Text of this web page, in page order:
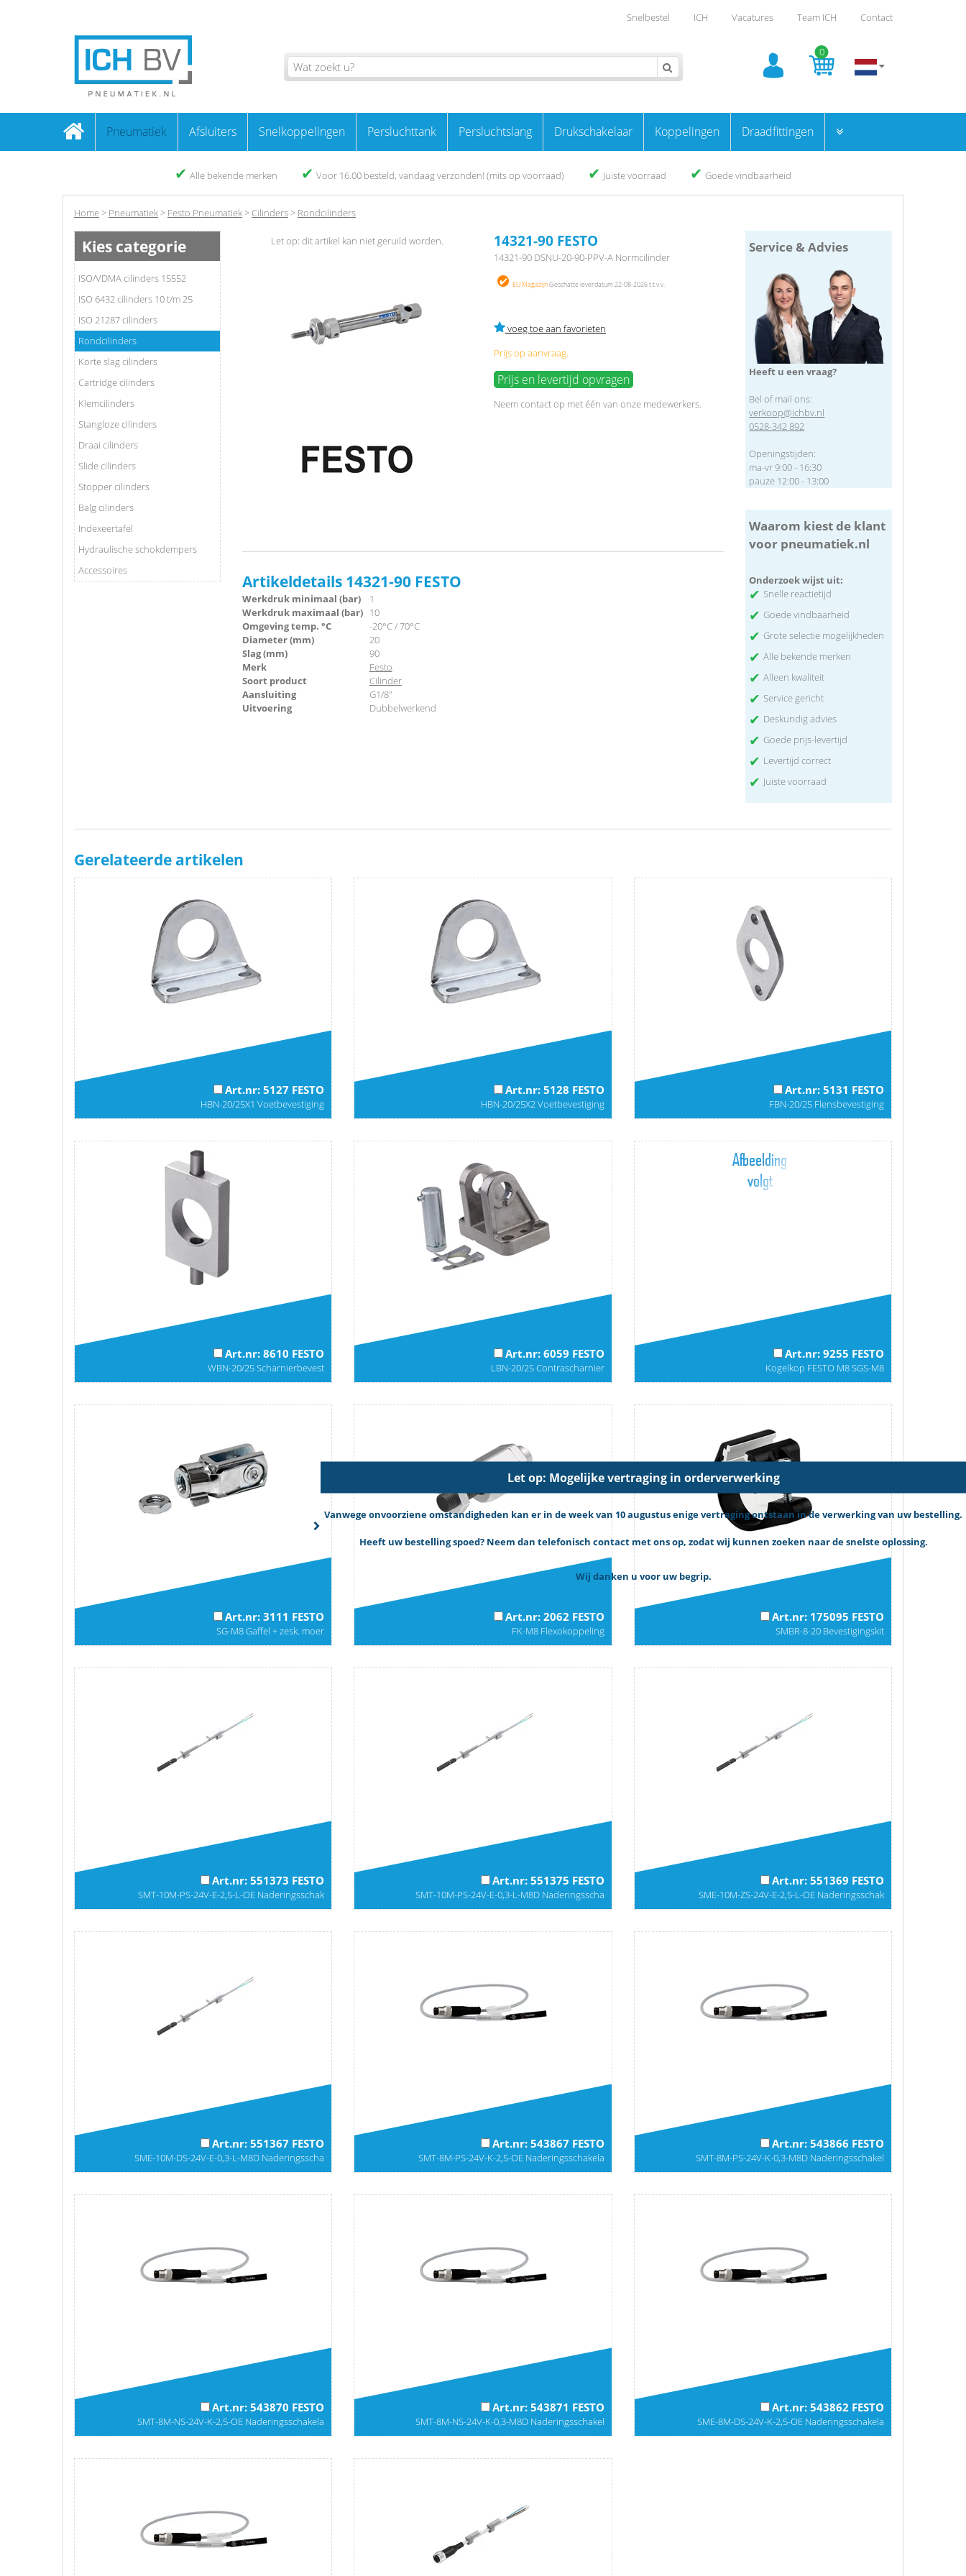
Snelbestel ICH Vacatures Team ICH Contact
0
Pneumatiek Afsluiters Snelkoppelingen Persluchttank Persluchtslang Drukschakelaar Koppelingen Draadfittingen
✔ Alle bekende merken ✔ Voor 16.00 besteld, vandaag verzonden! (mits op voorraad) ✔ Juiste voorraad ✔ Goede vindbaarheid
Let op: Mogelijke vertraging in orderverwerking
Vanwege onvoorziene omstandigheden kan er in de week van 10 augustus enige vertraging ontstaan in de verwerking van uw bestelling.
Heeft uw bestelling spoed? Neem dan telefonisch contact met ons op, zodat wij kunnen zoeken naar de snelste oplossing.
Wij danken u voor uw begrip.
Home> Pneumatiek> Festo Pneumatiek> Cilinders> Rondcilinders
Kies categorie
ISO/VDMA cilinders 15552
ISO 6432 cilinders 10 t/m 25
ISO 21287 cilinders
Rondcilinders
Korte slag cilinders
Cartridge cilinders
Klemcilinders
Stangloze cilinders
Draai cilinders
Slide cilinders
Stopper cilinders
Balg cilinders
Indexeertafel
Hydraulische schokdempers
Accessoires
Let op: dit artikel kan niet geruild worden. 14321-90 FESTO
14321-90 DSNU-20-90-PPV-A Normcilinder
EU MagazijnGeschatte leverdatum 22-08-2026 t.t.v.v.
voeg toe aan favorieten
Prijs op aanvraag.
Prijs en levertijd opvragen
Neemcontactop met één van onze medewerkers.
Artikeldetails 14321-90 FESTO
Werkdruk minimaal (bar)
1
Werkdruk maximaal (bar) 10
Omgeving temp. °C
-20°C / 70°C
Diameter (mm)
20
Slag (mm)
90
Merk
Festo
Soort product
Cilinder
Aansluiting
G1/8"
Uitvoering
Dubbelwerkend
Service & Advies
Heeft u een vraag?
Bel of mail ons:
verkoop@ichbv.nl
0528-342 892
Openingstijden:
ma-vr 9:00 - 16:30
pauze 12:00 - 13:00
Waarom kiest de klant
voor pneumatiek.nl
Onderzoek wijst uit:
✔ Snelle reactietijd
✔ Goede vindbaarheid
✔ Grote selectie mogelijkheden
✔ Alle bekende merken
✔ Alleen kwaliteit
✔ Service gericht
✔ Deskundig advies
✔ Goede prijs-levertijd
✔ Levertijd correct
✔ Juiste voorraad
Gerelateerde artikelen
Art.nr: 5127 FESTO
HBN-20/25X1 Voetbevestiging
Art.nr: 5128 FESTO
HBN-20/25X2 Voetbevestiging
Art.nr: 5131 FESTO
FBN-20/25 Flensbevestiging
Art.nr: 8610 FESTO
WBN-20/25 Scharnierbevest
Art.nr: 6059 FESTO
LBN-20/25 Contrascharnier
Art.nr: 9255 FESTO
Kogelkop FESTO M8 SGS-M8
Art.nr: 3111 FESTO
SG-M8 Gaffel + zesk. moer
Art.nr: 2062 FESTO
FK-M8 Flexokoppeling
Art.nr: 175095 FESTO
SMBR-8-20 Bevestigingskit
Art.nr: 551373 FESTO
SMT-10M-PS-24V-E-2,5-L-OE Naderingsschak
Art.nr: 551375 FESTO
SMT-10M-PS-24V-E-0,3-L-M8D Naderingsscha
Art.nr: 551369 FESTO
SME-10M-ZS-24V-E-2,5-L-OE Naderingsschak
Art.nr: 551367 FESTO
SME-10M-DS-24V-E-0,3-L-M8D Naderingsscha
Art.nr: 543867 FESTO
SMT-8M-PS-24V-K-2,5-OE Naderingsschakela
Art.nr: 543866 FESTO
SMT-8M-PS-24V-K-0,3-M8D Naderingsschakel
Art.nr: 543870 FESTO
SMT-8M-NS-24V-K-2,5-OE Naderingsschakela
Art.nr: 543871 FESTO
SMT-8M-NS-24V-K-0,3-M8D Naderingsschakel
Art.nr: 543862 FESTO
SME-8M-DS-24V-K-2,5-OE Naderingsschakela